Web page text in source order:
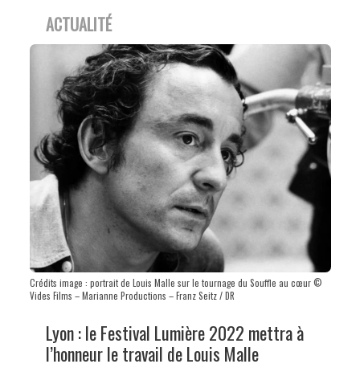
ACTUALITÉ
Crédits image : portrait de Louis Malle sur le tournage du Souffle au cœur ©
Vides Films – Marianne Productions – Franz Seitz / DR
Lyon : le Festival Lumière 2022 mettra à
l’honneur le travail de Louis Malle